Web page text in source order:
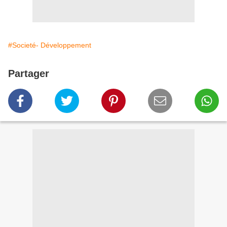
#Societé- Développement
Partager